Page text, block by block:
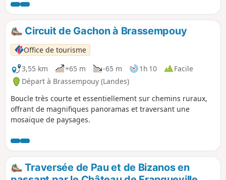
Circuit de Gachon à Brassempouy
Office de tourisme
3,55 km
+65 m -65 m 1h 10
Facile
Départ à Brassempouy (Landes)
Boucle très courte et essentiellement sur chemins ruraux,
offrant de magnifiques panoramas et traversant une
mosaïque de paysages.
Traversée de Pau et de Bizanos en